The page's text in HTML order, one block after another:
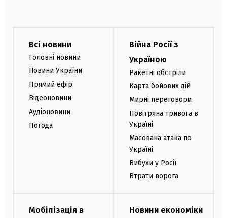
Всі новини
Головні новини
Новини України
Прямий ефір
Відеоновини
Аудіоновини
Погода
Війна Росії з
Україною
Ракетні обстріли
Карта бойових дій
Мирні переговори
Повітряна тривога в
Україні
Масована атака по
Україні
Вибухи у Росії
Втрати ворога
Мобілізація в
Новини економіки